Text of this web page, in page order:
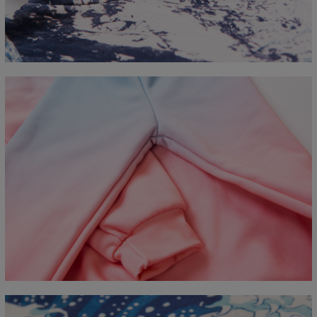
B - Sz. klatki piersiowej
50 52 54 56 58 60 63
66
C - Długość rękawów
66 66 67 68 69